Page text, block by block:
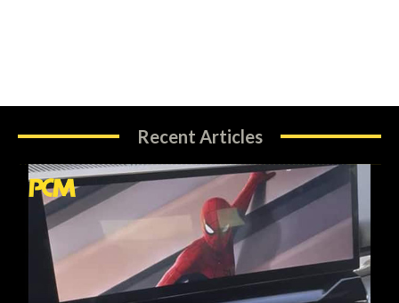
Recent Articles